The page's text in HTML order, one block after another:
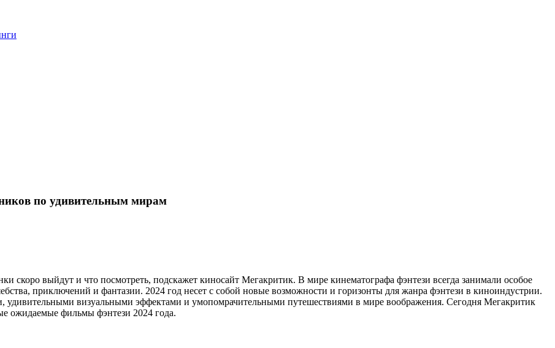
по удивительным мирам
скоро выйдут и что посмотреть, подскажет киносайт Мегакритик. В мире кинематографа фэнтези всегда занимали особое
приключений и фантазии. 2024 год несет с собой новые возможности и горизонты для жанра фэнтези в киноиндустрии.
визуальными эффектами и умопомрачительными путешествиями в мире воображения. Сегодня Мегакритик
ожидаемые фильмы фэнтези 2024 года.